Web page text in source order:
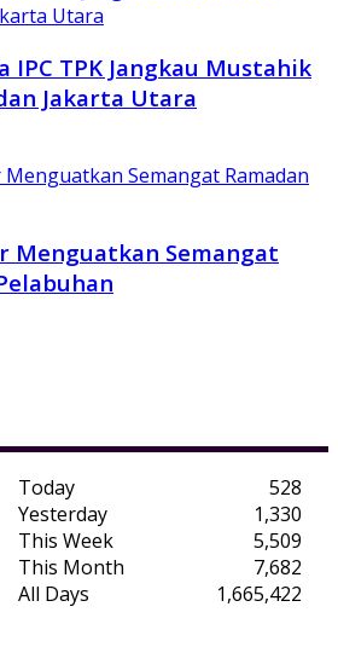
IPC TPK Jangkau Mustahik
Jakarta Utara
Menguatkan Semangat
Today
528
Yesterday
1,330
This Week
5,509
This Month
7,682
All Days
1,665,422